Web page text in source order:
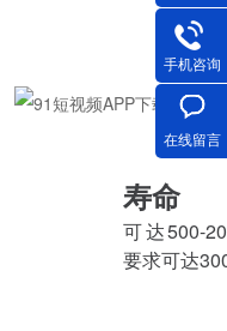
寿命
可达500-
要求可达
手机咨询
在线留言